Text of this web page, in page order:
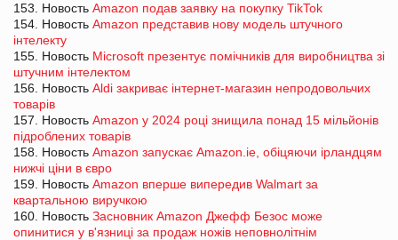
153. Новость Amazon подав заявку на покупку TikTok
154. Новость Amazon представив нову модель штучного
інтелекту
155. Новость Microsoft презентує помічників для виробництва зі
штучним інтелектом
156. Новость Aldi закриває інтернет-магазин непродовольчих
товарів
157. Новость Amazon у 2024 році знищила понад 15 мільйонів
підроблених товарів
158. Новость Amazon запускає Amazon.ie, обіцяючи ірландцям
нижчі ціни в євро
159. Новость Amazon вперше випередив Walmart за
квартальною виручкою
160. Новость Засновник Amazon Джефф Безос може
опинитися у в'язниці за продаж ножів неповнолітнім